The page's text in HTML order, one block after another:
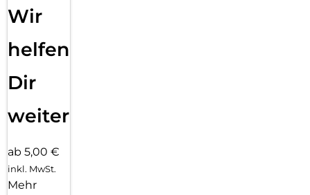
Wir
helfen
Dir
weiter
ab 5,00 €
inkl. MwSt.
Mehr